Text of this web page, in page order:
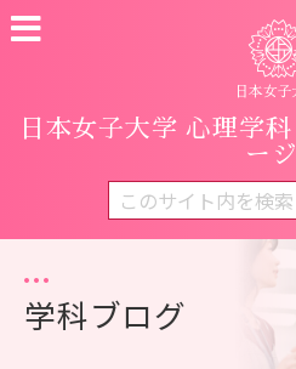
日本女子大学 心理学科
ージ
学科ブログ